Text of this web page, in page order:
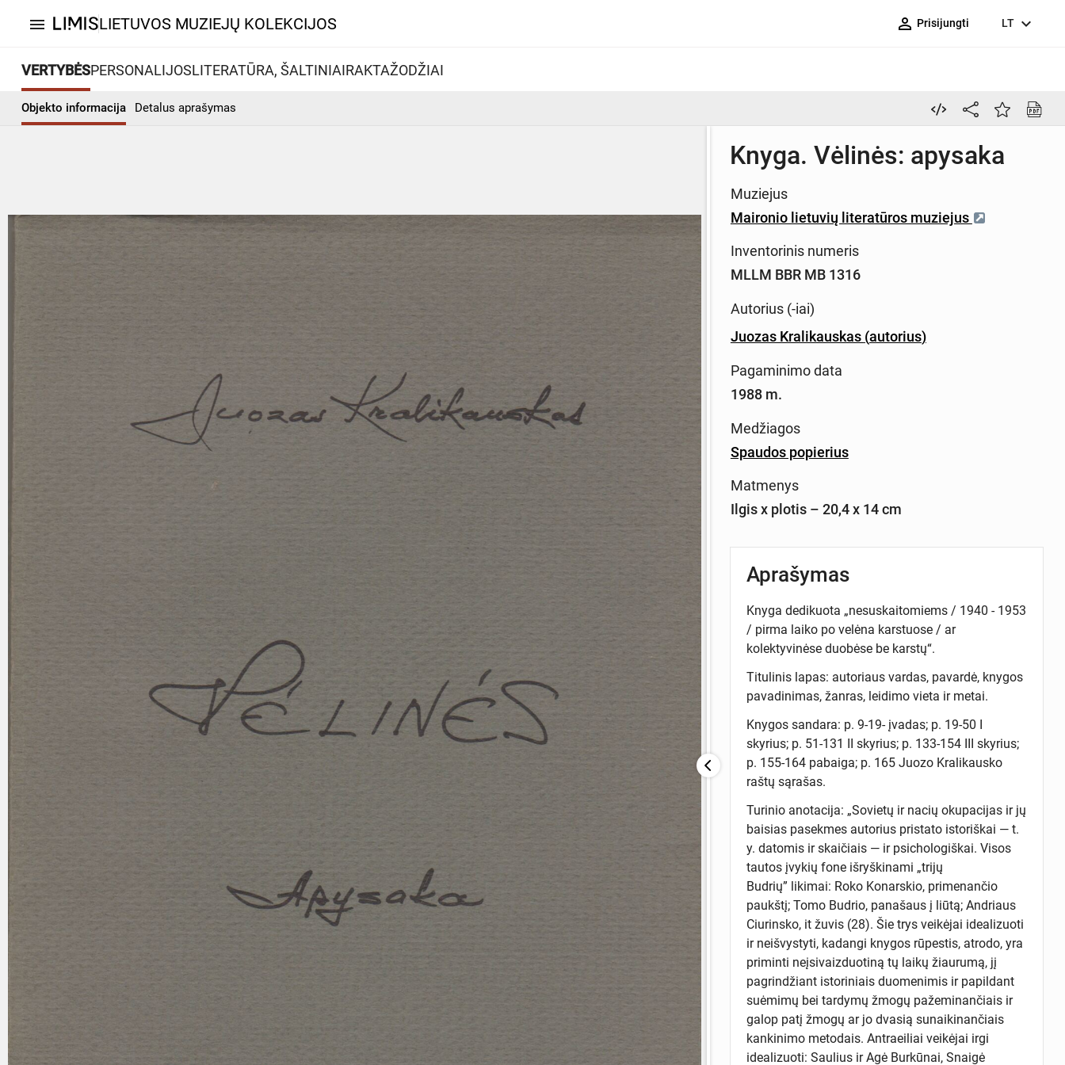
menu LIETUVOS MUZIEJŲ KOLEKCIJOS person_outline Prisijungti LT expand_more
VERTYBĖSPERSONALIJOSLITERATŪRA, ŠALTINIAIRAKTAŽODŽIAI
Objekto informacija Detalus aprašymas
Knyga. Vėlinės: apysaka
Muziejus
Maironio lietuvių literatūros muziejus
Inventorinis numeris
MLLM BBR MB 1316
Autorius (-iai)
Juozas Kralikauskas (autorius)
Pagaminimo data
1988 m.
Medžiagos
Spaudos popierius
Matmenys
Ilgis x plotis – 20,4 x 14 cm
Aprašymas
Knyga dedikuota „nesuskaitomiems / 1940 - 1953
/ pirma laiko po velėna karstuose / ar
kolektyvinėse duobėse be karstų“.
Titulinis lapas: autoriaus vardas, pavardė, knygos
pavadinimas, žanras, leidimo vieta ir metai.
Knygos sandara: p. 9-19- įvadas; p. 19-50 I
skyrius; p. 51-131 II skyrius; p. 133-154 III skyrius;
p. 155-164 pabaiga; p. 165 Juozo Kralikausko
raštų sąrašas.
Turinio anotacija: „Sovietų ir nacių okupacijas ir jų
baisias pasekmes autorius pristato istoriškai — t.
y. datomis ir skaičiais — ir psichologiškai. Visos
tautos įvykių fone išryškinami „trijų
Budrių” likimai: Roko Konarskio, primenančio
paukštį; Tomo Budrio, panašaus į liūtą; Andriaus
Ciurinsko, it žuvis (28). Šie trys veikėjai idealizuoti
ir neišvystyti, kadangi knygos rūpestis, atrodo, yra
priminti neįsivaizduotiną tų laikų žiaurumą, jį
pagrindžiant istoriniais duomenimis ir papildant
suėmimų bei tardymų žmogų pažeminančiais ir
galop patį žmogų ar jo dvasią sunaikinančiais
kankinimo metodais. Antraeiliai veikėjai irgi
idealizuoti: Saulius ir Agė Burkūnai, Snaigė